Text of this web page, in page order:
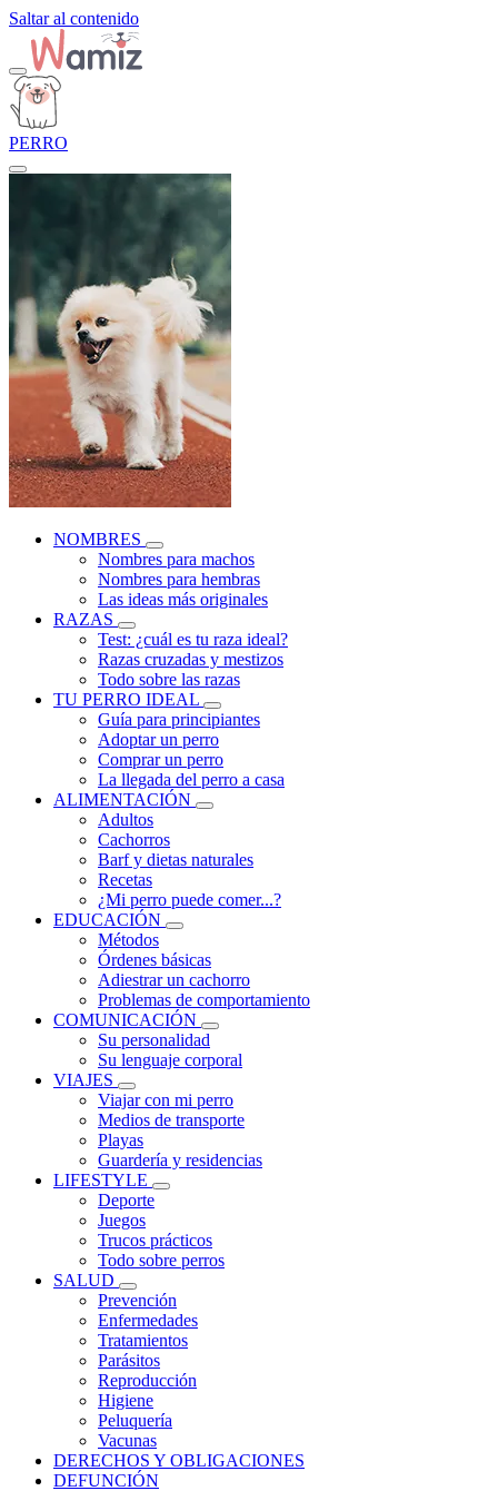
Saltar al contenido
PERRO
NOMBRES
Nombres para machos
Nombres para hembras
Las ideas más originales
RAZAS
Test: ¿cuál es tu raza ideal?
Razas cruzadas y mestizos
Todo sobre las razas
TU PERRO IDEAL
Guía para principiantes
Adoptar un perro
Comprar un perro
La llegada del perro a casa
ALIMENTACIÓN
Adultos
Cachorros
Barf y dietas naturales
Recetas
¿Mi perro puede comer...?
EDUCACIÓN
Métodos
Órdenes básicas
Adiestrar un cachorro
Problemas de comportamiento
COMUNICACIÓN
Su personalidad
Su lenguaje corporal
VIAJES
Viajar con mi perro
Medios de transporte
Playas
Guardería y residencias
LIFESTYLE
Deporte
Juegos
Trucos prácticos
Todo sobre perros
SALUD
Prevención
Enfermedades
Tratamientos
Parásitos
Reproducción
Higiene
Peluquería
Vacunas
DERECHOS Y OBLIGACIONES
DEFUNCIÓN